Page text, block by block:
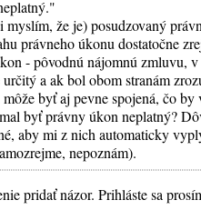
že je) posudzovaný
právneho úkonu dostatočne
- pôvodnú nájomnú zmluvu,
a ak bol obom stranám
byť aj pevne spojená, čo
byť právny úkon neplatný?
aby mi z nich automaticky
nepoznám).
pridať názor. Prihláste sa